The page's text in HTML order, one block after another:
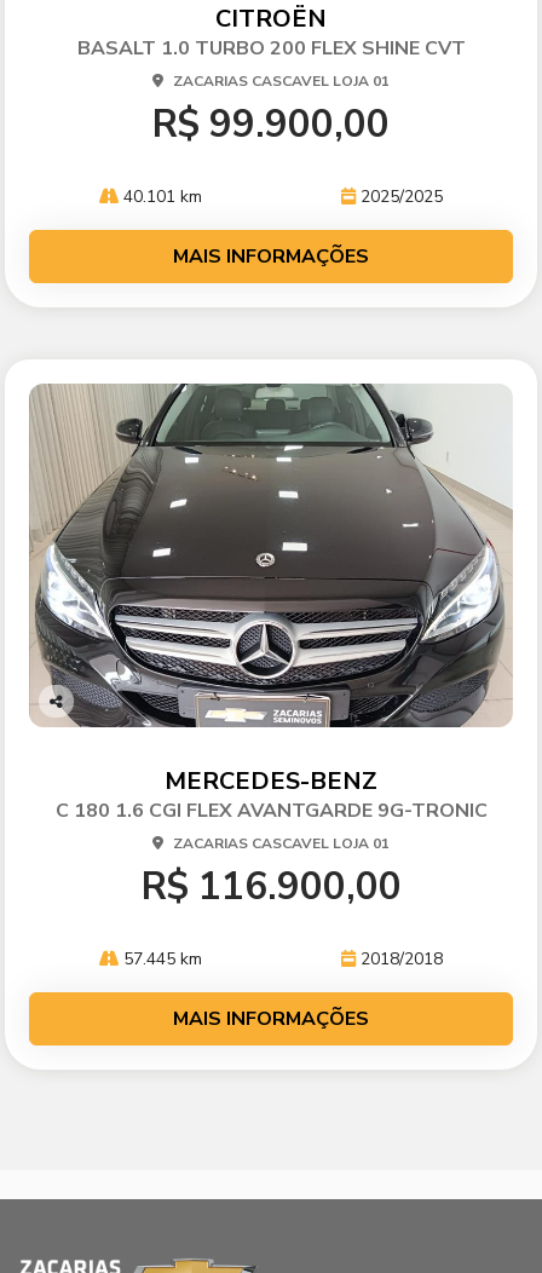
CITROËN
BASALT 1.0 TURBO 200 FLEX SHINE CVT
ZACARIAS CASCAVEL LOJA 01
R$ 99.900,00
40.101 km 2025/2025
MAIS INFORMAÇÕES
Co
MERCEDES-BENZ
C 180 1.6 CGI FLEX AVANTGARDE 9G-TRONIC
ZACARIAS CASCAVEL LOJA 01
R$ 116.900,00
57.445 km 2018/2018
MAIS INFORMAÇÕES